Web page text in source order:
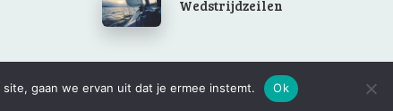
gaan we ervan uit dat je ermee instemt. Ok